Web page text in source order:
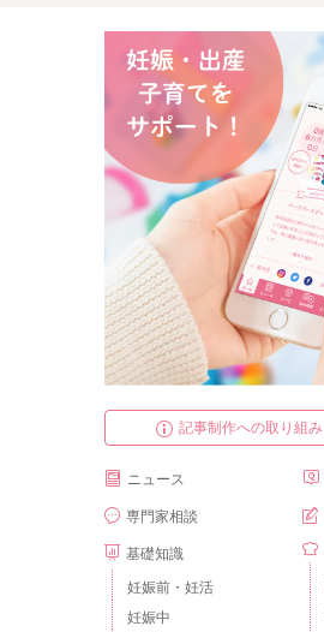
記事制作への取り組み
ニュース
専門家相談
基礎知識
妊娠前・妊活
妊娠中